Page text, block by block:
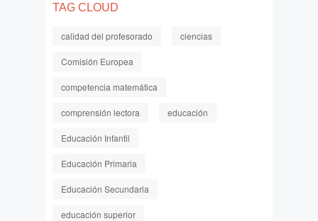
TAG CLOUD
calidad del profesorado ciencias
Comisión Europea
competencia matemática
comprensión lectora educación
Educación Infantil
Educación Primaria
Educación Secundaria
educación superior